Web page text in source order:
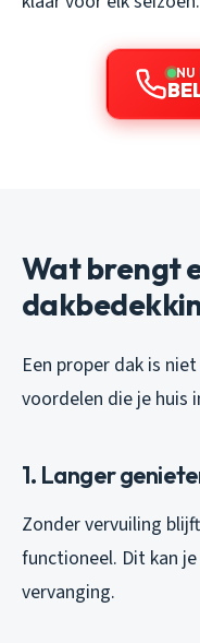
NU
Wat brengt
Een proper dak is
voordelen die je huis
1. Langer
Zonder vervuiling
functioneel. Dit kan
vervanging.